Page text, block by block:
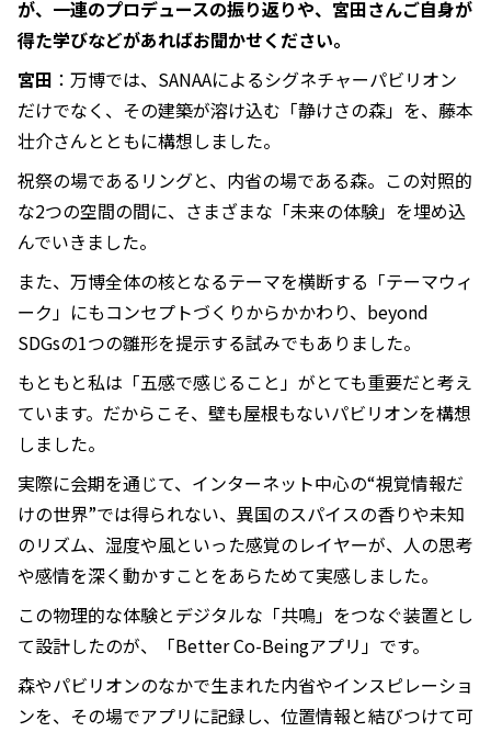
が、一連のプロデュースの振り返りや、宮田さんご自身が
得た学びなどがあればお聞かせください。
宮田 ：万博では、SANAAによるシグネチャーパビリオン
だけでなく、その建築が溶け込む「静けさの森」を、藤本
壮介さんとともに構想しました。
祝祭の場であるリングと、内省の場である森。この対照的
な2つの空間の間に、さまざまな「未来の体験」を埋め込
んでいきました。
また、万博全体の核となるテーマを横断する「テーマウィ
ーク」にもコンセプトづくりからかかわり、beyond
SDGsの1つの雛形を提示する試みでもありました。
もともと私は「五感で感じること」がとても重要だと考え
ています。だからこそ、壁も屋根もないパビリオンを構想
しました。
実際に会期を通じて、インターネット中心の“視覚情報だ
けの世界”では得られない、異国のスパイスの香りや未知
のリズム、湿度や風といった感覚のレイヤーが、人の思考
や感情を深く動かすことをあらためて実感しました。
この物理的な体験とデジタルな「共鳴」をつなぐ装置とし
て設計したのが、「Better Co-Beingアプリ」です。
森やパビリオンのなかで生まれた内省やインスピレーショ
ンを、その場でアプリに記録し、位置情報と結びつけて可